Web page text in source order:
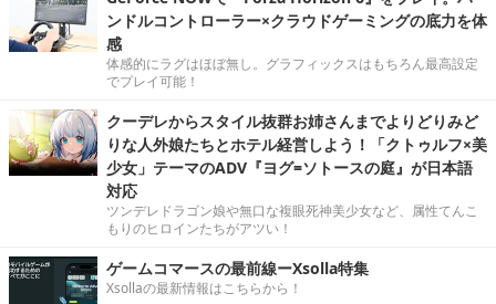
ンドルコントローラー×クラウドゲーミングの底力を体
感
体感的にラグはほぼ無し。グラフィックスはもちろん最高設定
でプレイ可能！
クーデレからスタイル抜群お姉さんまでよりどりみど
りな人外娘たちとホテル経営しよう！「クトゥルフ×美
少女」テーマのADV『ヨグ=ソトースの庭』が日本語
対応
ツンデレドラゴン娘や無口な複眼死神美少女など、属性てんこ
もりのヒロインたちがアツい！
ゲームコマースの最前線ーXsolla特集
Xsollaの最新情報はこちらから！